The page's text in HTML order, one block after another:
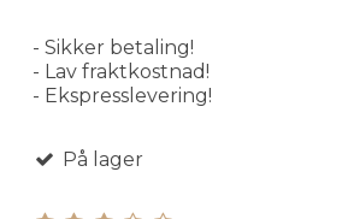
- Sikker betaling!
- Lav fraktkostnad!
- Ekspresslevering!
På lager